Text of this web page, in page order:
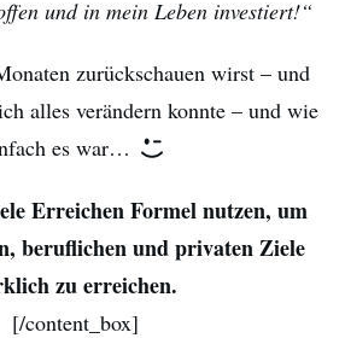
und in mein Leben investiert!“
zurückschauen wirst – und
alles verändern konnte – und wie
es war…
Erreichen Formel nutzen, um
beruflichen und privaten Ziele
zu erreichen.
[/content_box]